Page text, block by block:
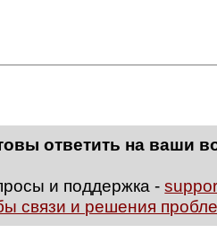
ответить на ваши
и поддержка -
связи и решения